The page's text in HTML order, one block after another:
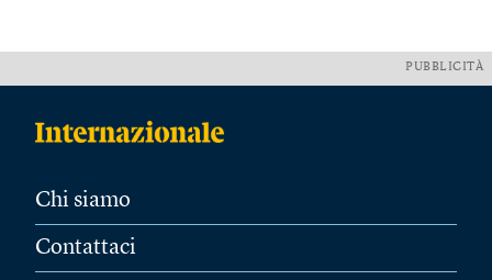
PUBBLICITÀ
Chi siamo
Contattaci